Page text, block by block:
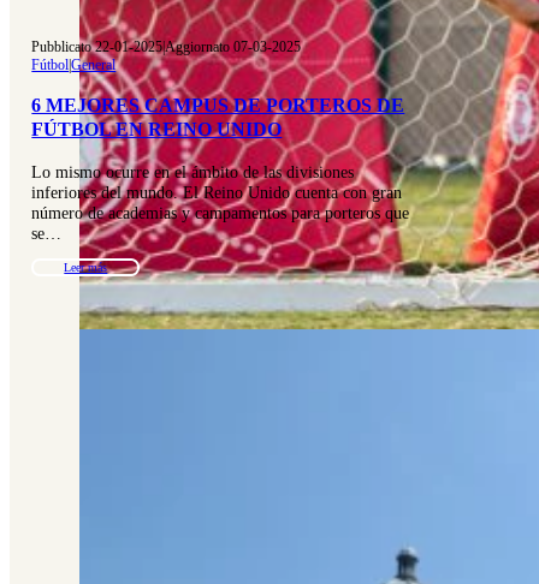
Pubblicato 22-01-2025|Aggiornato 07-03-2025
Fútbol|General
6 MEJORES CAMPUS DE PORTEROS DE
FÚTBOL EN REINO UNIDO
Lo mismo ocurre en el ámbito de las divisiones
inferiores del mundo. El Reino Unido cuenta con gran
número de academias y campamentos para porteros que
se…
Leer más